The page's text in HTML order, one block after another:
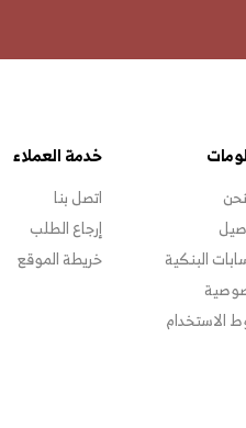
البنكية
الاستخدام
خدمة العملاء
اتصل بنا
إرجاع الطلب
خريطة الموقع